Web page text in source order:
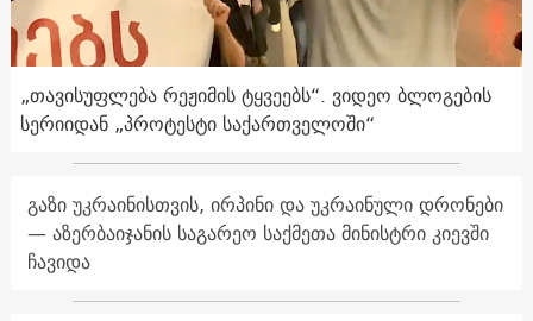
„თავისუფლება რეჟიმის ტყვეებს“. ვიდეო ბლოგების
სერიიდან „პროტესტი საქართველოში“
გაზი უკრაინისთვის, ირპინი და უკრაინული დრონები
— აზერბაიჯანის საგარეო საქმეთა მინისტრი კიევში
ჩავიდა